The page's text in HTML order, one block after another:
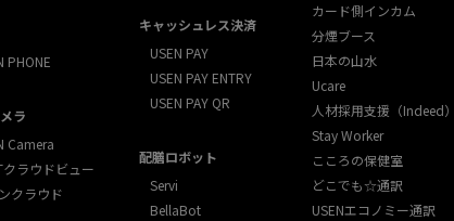
PHONE
ラ
Camera
クラウドビュー
クラウド
キャッシュレス決済
USEN PAY
USEN PAY ENTRY
USEN PAY QR
配膳ロボット
Servi
BellaBot
カード側インカム
分煙ブース
日本の山水
Ucare
人材採用支援（Indeed）
Stay Worker
こころの保健室
どこでも☆通訳
USENエコノミー通訳